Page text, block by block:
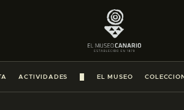
ACTIVIDADES EL MUSEO
LA VISITA